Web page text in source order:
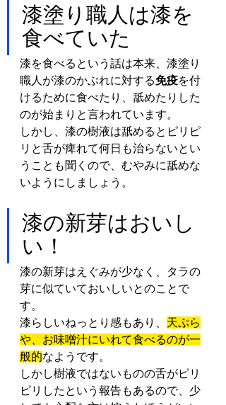
漆塗り職人は漆を
食べていた
漆を食べるという話は本来、漆塗り
職人が漆のかぶれに対する免疫を付
けるために食べたり、舐めたりした
のが始まりと言われています。
しかし、漆の樹液は舐めるとピリピ
リと舌が痺れて何日も治らないとい
うことも聞くので、むやみに舐めな
いようにしましょう。
漆の新芽はおいし
い！
漆の新芽はえぐみが少なく、タラの
芽に似ていておいしいとのことで
す。
漆らしいねっとり感もあり、 天ぷら
や、お味噌汁にいれて食べるのが一
般的なようです。
しかし樹液ではないものの舌がピリ
ピリしたという報告もあるので、少